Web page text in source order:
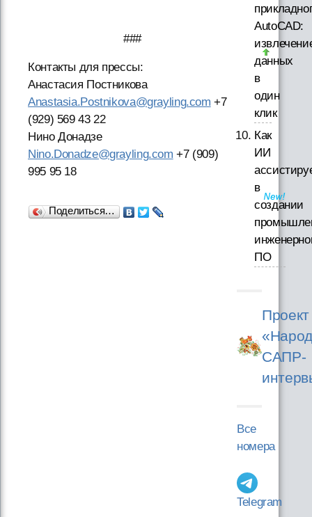
###
Контакты для прессы:
Анастасия Постникова
Anastasia.Postnikova@grayling.com +7
(929) 569 43 22
Нино Донадзе
Nino.Donadze@grayling.com +7 (909)
995 95 18
Поделиться…
AutoCAD:
данных
в
один
клик
Как
ИИ
в
создании
ПО
Проект
САПР-
Все
номера
Telegram